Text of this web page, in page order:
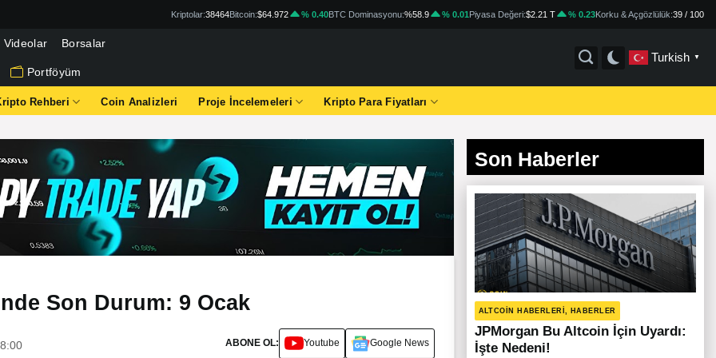
Kriptolar:38464Bitcoin:$64.972 % 0.40BTC Dominasyonu:%58.9 % 0.01Piyasa Değeri:$2.21 T % 0.23Korku & Açgözlülük:39 / 100
Videolar Borsalar
Portföyüm
Turkish ▼
Rehberi Coin Analizleri Proje İncelemeleri Kripto Para Fiyatları
Son Durum: 9 Ocak
ABONE OL: Youtube Google News
Son Haberler
ALTCOIN HABERLERI, HABERLER
JPMorgan Bu Altcoin İçin Uyardı:
İşte Nedeni!